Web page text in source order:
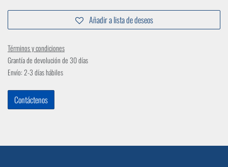
Añadir a lista de deseos
Términos y condiciones
Grantía de devolución de 30 días
Envío: 2-3 días hábiles
Contáctenos